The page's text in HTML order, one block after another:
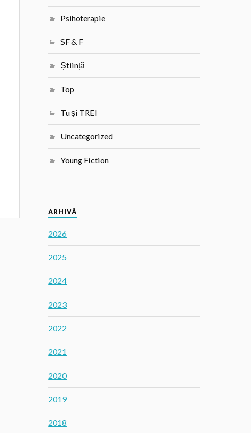
Psihoterapie
SF & F
Știință
Top
Tu și TREI
Uncategorized
Young Fiction
ARHIVĂ
2026
2025
2024
2023
2022
2021
2020
2019
2018